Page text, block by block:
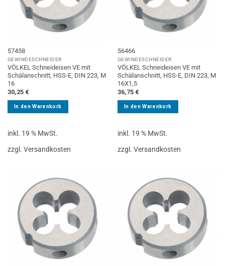
57458
GEWINDESCHNEIDER
VÖLKEL Schneideisen VE mit
Schälanschnitt, HSS-E, DIN 223, M
16
30,25 €
In den Warenkorb
inkl. 19 % MwSt.
zzgl. Versandkosten
56466
GEWINDESCHNEIDER
VÖLKEL Schneideisen VE mit
Schälanschnitt, HSS-E, DIN 223, M
16X1,5
36,75 €
In den Warenkorb
inkl. 19 % MwSt.
zzgl. Versandkosten